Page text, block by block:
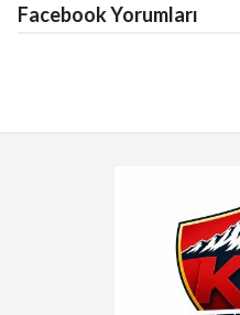
Facebook Yorumları